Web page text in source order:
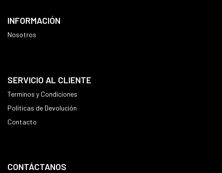
INFORMACIÓN
Nosotros
SERVICIO AL CLIENTE
Terminos y Condiciones
Políticas de Devolución
Contacto
CONTÁCTANOS